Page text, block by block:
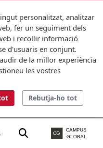
CG
CAMPUS
GLOBAL
Fabra
20 00
personalitzat, analitzar
fer un seguiment dels
i recollir informació
d'usuaris en conjunt.
de la millor experiència
les vostres
Rebutja-ho tot